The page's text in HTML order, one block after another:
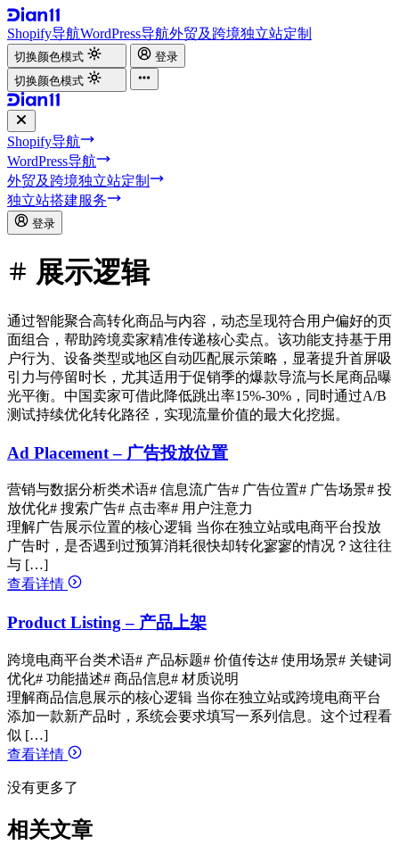
Shopify导航WordPress导航外贸及跨境独立站定制
切换颜色模式
登录
切换颜色模式
Shopify导航
WordPress导航
外贸及跨境独立站定制
独立站搭建服务
登录
展示逻辑
通过智能聚合高转化商品与内容，动态呈现符合用户偏好的页
面组合，帮助跨境卖家精准传递核心卖点。该功能支持基于用
户行为、设备类型或地区自动匹配展示策略，显著提升首屏吸
引力与停留时长，尤其适用于促销季的爆款导流与长尾商品曝
光平衡。中国卖家可借此降低跳出率15%-30%，同时通过A/B
测试持续优化转化路径，实现流量价值的最大化挖掘。
Ad Placement – 广告投放位置
营销与数据分析类术语# 信息流广告# 广告位置# 广告场景# 投
放优化# 搜索广告# 点击率# 用户注意力
理解广告展示位置的核心逻辑 当你在独立站或电商平台投放
广告时，是否遇到过预算消耗很快却转化寥寥的情况？这往往
与 […]
查看详情
Product Listing – 产品上架
跨境电商平台类术语# 产品标题# 价值传达# 使用场景# 关键词
优化# 功能描述# 商品信息# 材质说明
理解商品信息展示的核心逻辑 当你在独立站或跨境电商平台
添加一款新产品时，系统会要求填写一系列信息。这个过程看
似 […]
查看详情
没有更多了
相关文章